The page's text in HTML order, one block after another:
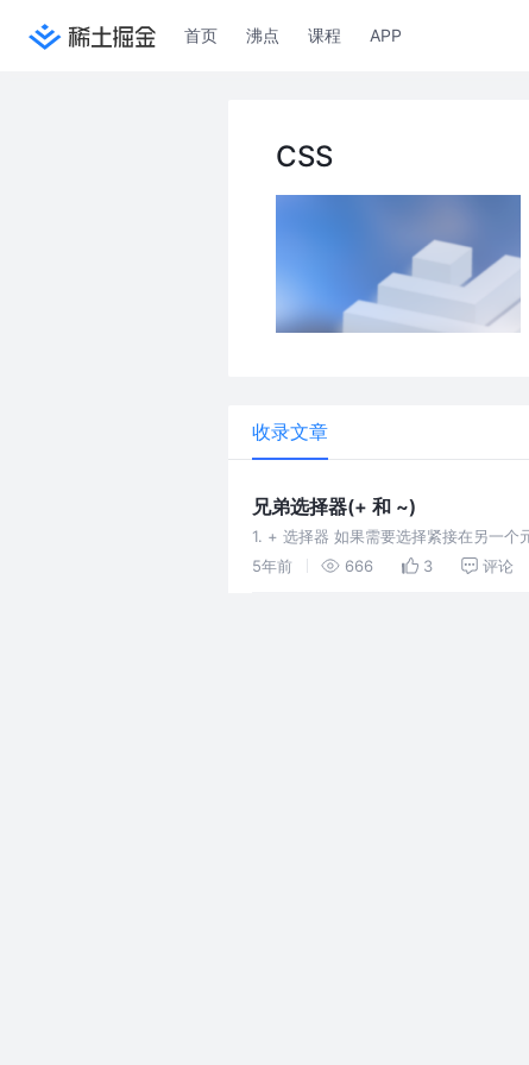
首页 沸点 课程 APP
CSS
收录文章
兄弟选择器(+ 和 ~)
1. + 选择器 如果需要选择紧接在另一个
标签的样式，不影响上面兄弟的样式。
5年前 666 3 评论